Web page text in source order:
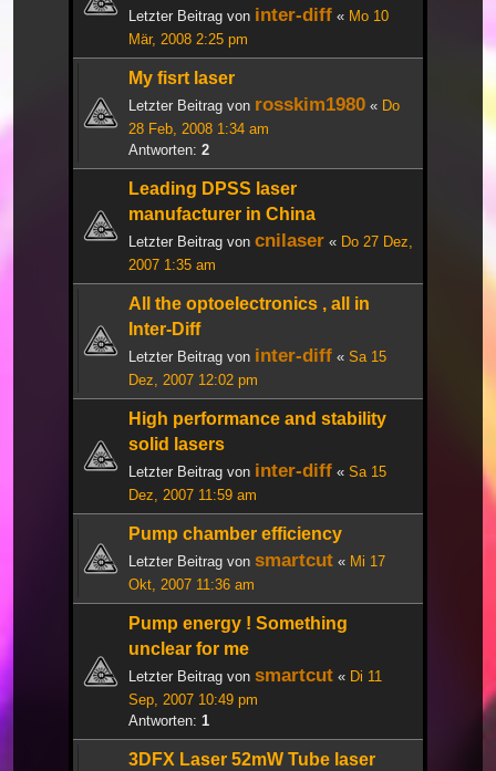
Letzter Beitrag von inter-diff « Mo 10
Mär, 2008 2:25 pm
My fisrt laser
Letzter Beitrag von rosskim1980 « Do
28 Feb, 2008 1:34 am
Antworten: 2
Leading DPSS laser
manufacturer in China
Letzter Beitrag von cnilaser « Do 27 Dez,
2007 1:35 am
All the optoelectronics , all in
Inter-Diff
Letzter Beitrag von inter-diff « Sa 15
Dez, 2007 12:02 pm
High performance and stability
solid lasers
Letzter Beitrag von inter-diff « Sa 15
Dez, 2007 11:59 am
Pump chamber efficiency
Letzter Beitrag von smartcut « Mi 17
Okt, 2007 11:36 am
Pump energy ! Something
unclear for me
Letzter Beitrag von smartcut « Di 11
Sep, 2007 10:49 pm
Antworten: 1
3DFX Laser 52mW Tube laser